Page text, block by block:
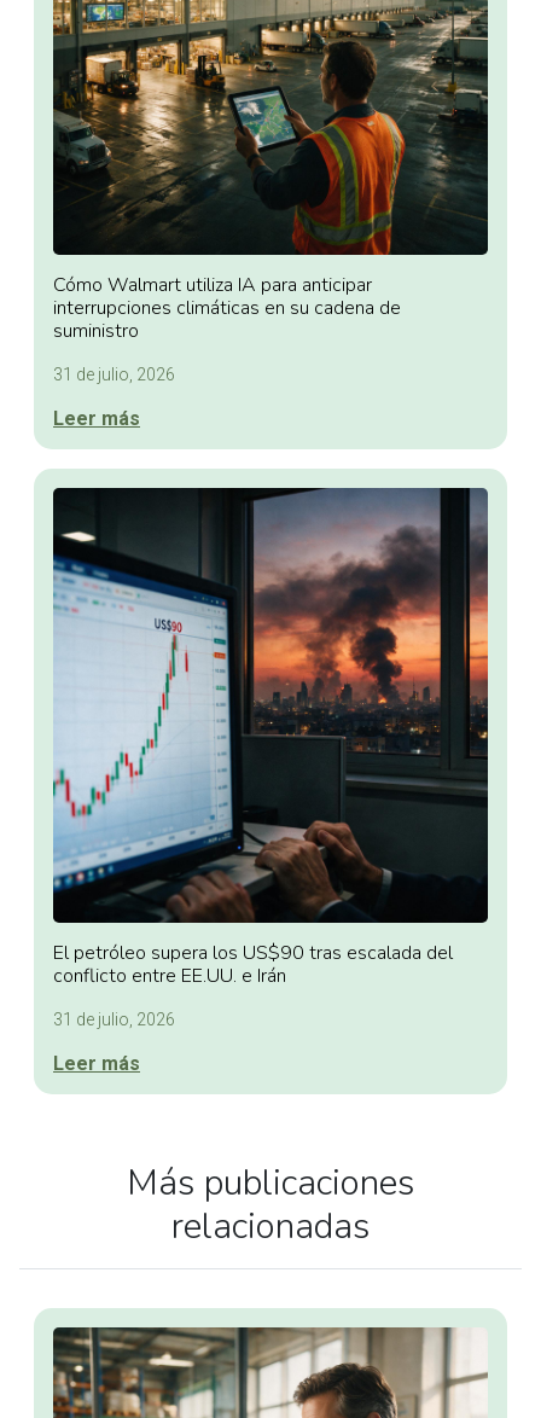
Cómo Walmart utiliza IA para anticipar
interrupciones climáticas en su cadena de
suministro
31 de julio, 2026
Leer más
El petróleo supera los US$90 tras escalada del
conflicto entre EE.UU. e Irán
31 de julio, 2026
Leer más
Más publicaciones
relacionadas